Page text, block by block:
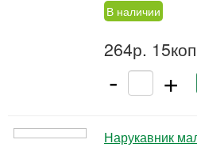
В наличии
264р.
- +
Нарукавник